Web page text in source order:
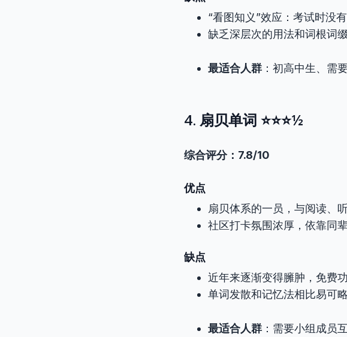
“看图知义”效应：考试时没
缺乏深层次的用法和词根词缀
最适合人群 ：初高中生、需
4. 扇贝单词 ⭐⭐⭐½
综合评分：7.8/10
优点
扇贝体系的一员，与阅读、
社区打卡氛围浓厚，依靠同
缺点
近年来逐渐变得臃肿，免费
单词发散和记忆法相比易可略
最适合人群 ：需要小组成员